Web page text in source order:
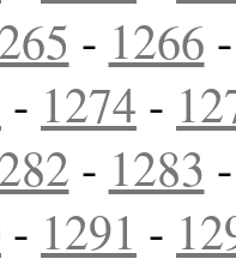
- 1266 -
- 1274 -
- 1283 -
- 1291 -